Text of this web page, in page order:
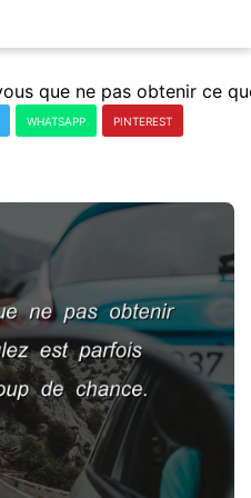
WHATSAPP PINTEREST